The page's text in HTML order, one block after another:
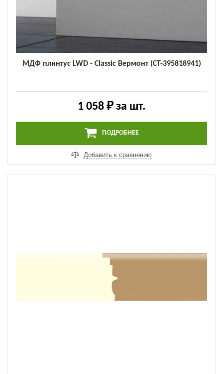
МДФ плинтус LWD - Classic Вермонт (СТ-395818941)
1 058 ₽ за шт.
ПОДРОБНЕЕ
Добавить к сравнению